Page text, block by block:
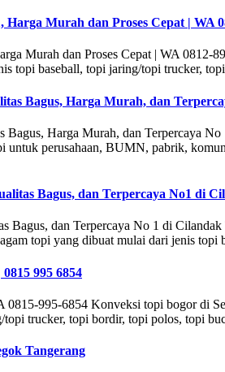
Murah dan Proses Cepat | WA
Murah dan Proses Cepat | WA
topi baseball, topi jaring/topi trucker,
Bagus, Harga Murah, dan
Harga Murah, dan Terpercaya
untuk perusahaan, BUMN, pabrik,
Bagus, dan Terpercaya No1 di
Bagus, dan Terpercaya No 1 di
topi yang dibuat mulai dari jenis
995 6854
995-6854 Konveksi topi bogor di
trucker, topi bordir, topi polos, topi
Tangerang